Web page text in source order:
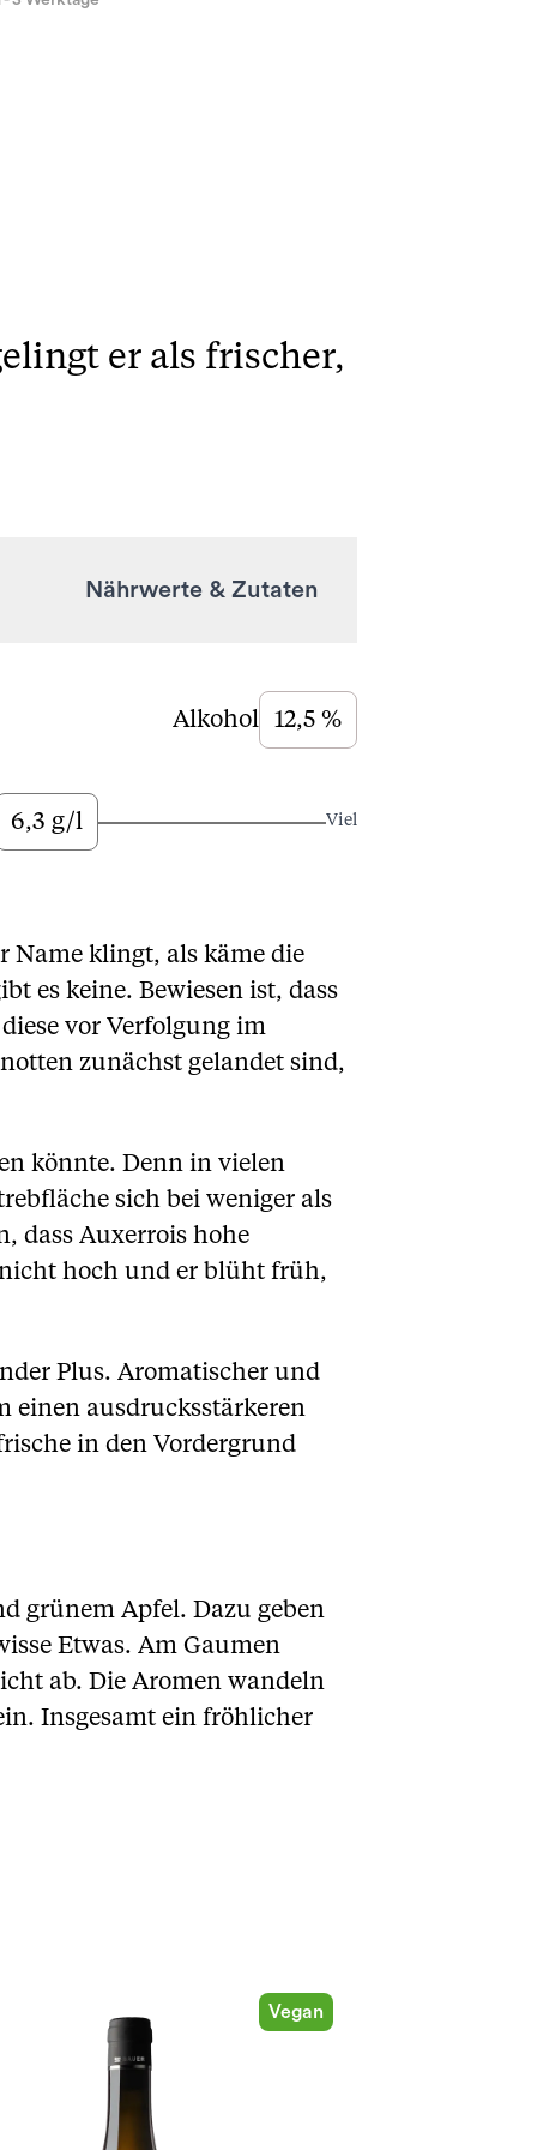
er als frischer,
Nährwerte & Zutaten
Alkohol
12,5 %
6,3 g/l Viel
Name klingt, als käme die
es keine. Bewiesen ist, dass
vor Verfolgung im
zunächst gelandet sind,
könnte. Denn in vielen
sich bei weniger als
dass Auxerrois hohe
hoch und er blüht früh,
Plus. Aromatischer und
einen ausdrucksstärkeren
in den Vordergrund
grünem Apfel. Dazu geben
Etwas. Am Gaumen
ab. Die Aromen wandeln
Insgesamt ein fröhlicher
Vegan